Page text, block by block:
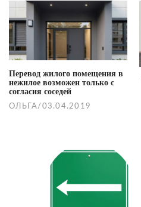
navigation
Перевод жилого помещения в
нежилое возможен только с
согласия соседей
ОЛЬГА / 03.04.2019